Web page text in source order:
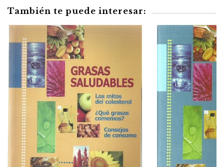
También te puede interesar: